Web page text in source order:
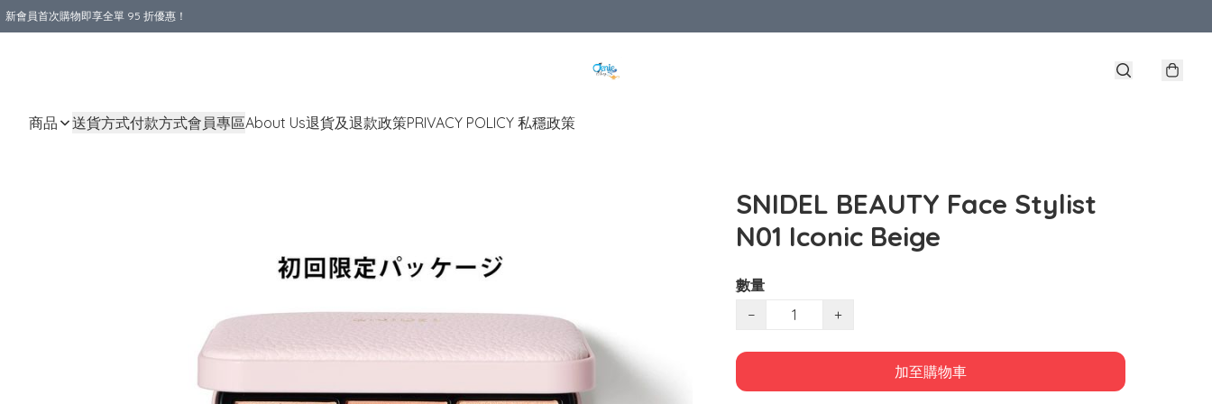
新會員首次購物即享全單 95 折優惠！
商品 送貨方式付款方式會員專區About Us退貨及退款政策PRIVACY POLICY 私穩政策
SNIDEL BEAUTY Face Stylist
N01 Iconic Beige
數量
−
+
加至購物車